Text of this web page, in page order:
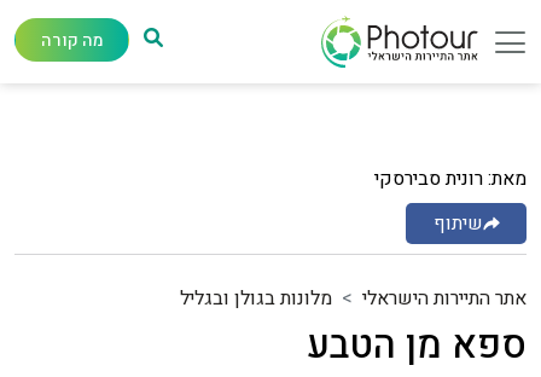
מה קורה
מאת: רונית סבירסקי
שיתוף
אתר התיירות הישראלי מלונות בגולן ובגליל
ספא מן הטבע